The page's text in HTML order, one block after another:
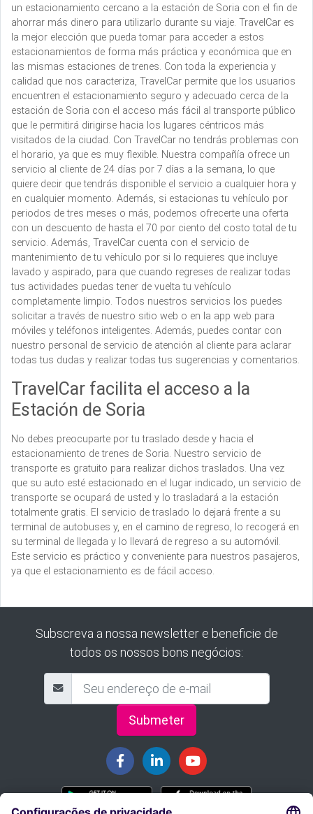
un estacionamiento cercano a la estación de Soria con el fin de
ahorrar más dinero para utilizarlo durante su viaje. TravelCar es
la mejor elección que pueda tomar para acceder a estos
estacionamientos de forma más práctica y económica que en
las mismas estaciones de trenes. Con toda la experiencia y
calidad que nos caracteriza, TravelCar permite que los usuarios
encuentren el estacionamiento seguro y adecuado cerca de la
estación de Soria con el acceso más fácil al transporte público
que le permitirá dirigirse hacia los lugares céntricos más
visitados de la ciudad. Con TravelCar no tendrás problemas con
el horario, ya que es muy flexible. Nuestra compañía ofrece un
servicio al cliente de 24 días por 7 días a la semana, lo que
quiere decir que tendrás disponible el servicio a cualquier hora y
en cualquier momento. Además, si estacionas tu vehículo por
periodos de tres meses o más, podemos ofrecerte una oferta
con un descuento de hasta el 70 por ciento del costo total de tu
servicio. Además, TravelCar cuenta con el servicio de
mantenimiento de tu vehículo por si lo requieres que incluye
lavado y aspirado, para que cuando regreses de realizar todas
tus actividades puedas tener de vuelta tu vehículo
completamente limpio. Todos nuestros servicios los puedes
solicitar a través de nuestro sitio web o en la app web para
móviles y teléfonos inteligentes. Además, puedes contar con
nuestro personal de servicio de atención al cliente para aclarar
todas tus dudas y realizar todas tus sugerencias y comentarios.
TravelCar facilita el acceso a la
Estación de Soria
No debes preocuparte por tu traslado desde y hacia el
estacionamiento de trenes de Soria. Nuestro servicio de
transporte es gratuito para realizar dichos traslados. Una vez
que su auto esté estacionado en el lugar indicado, un servicio de
transporte se ocupará de usted y lo trasladará a la estación
totalmente gratis. El servicio de traslado lo dejará frente a su
terminal de autobuses y, en el camino de regreso, lo recogerá en
su terminal de llegada y lo llevará de regreso a su automóvil.
Este servicio es práctico y conveniente para nuestros pasajeros,
ya que el estacionamiento es de fácil acceso.
Subscreva a nossa newsletter e beneficie de
todos os nossos bons negócios:
Submeter